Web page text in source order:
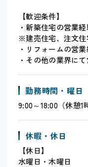
【歓迎条件】
・新築住宅の営業
※建売住宅、注文住
・リフォームの営
・その他の業界に
勤務時間・曜日
9:00～18:00（休憩1
休暇・休日
【休日】
水曜日・木曜日